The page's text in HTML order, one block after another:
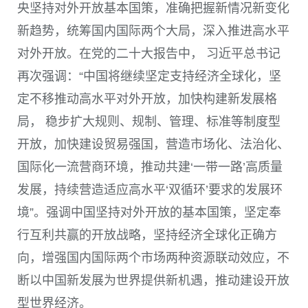
央坚持对外开放基本国策，准确把握新情况新变化
新趋势，统筹国内国际两个大局，深入推进高水平
对外开放。在党的二十大报告中， 习近平总书记
再次强调：“中国将继续坚定支持经济全球化，坚
定不移推动高水平对外开放，加快构建新发展格
局， 稳步扩大规则、规制、管理、标准等制度型
开放，加快建设贸易强国，营造市场化、法治化、
国际化一流营商环境，推动共建‘一带一路’高质量
发展，持续营造适应高水平‘双循环’要求的发展环
境”。强调中国坚持对外开放的基本国策，坚定奉
行互利共赢的开放战略，坚持经济全球化正确方
向，增强国内国际两个市场两种资源联动效应，不
断以中国新发展为世界提供新机遇，推动建设开放
型世界经济。